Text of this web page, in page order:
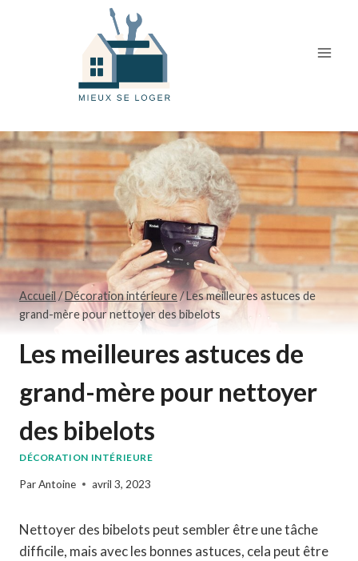
Accueil /Décoration intérieure/ Les meilleures astuces de
grand-mère pour nettoyer des bibelots
Les meilleures astuces de
grand-mère pour nettoyer
des bibelots
DÉCORATION INTÉRIEURE
ParAntoine avril 3, 2023
Nettoyer des bibelots peut sembler être une tâche
difficile, mais avec les bonnes astuces, cela peut être